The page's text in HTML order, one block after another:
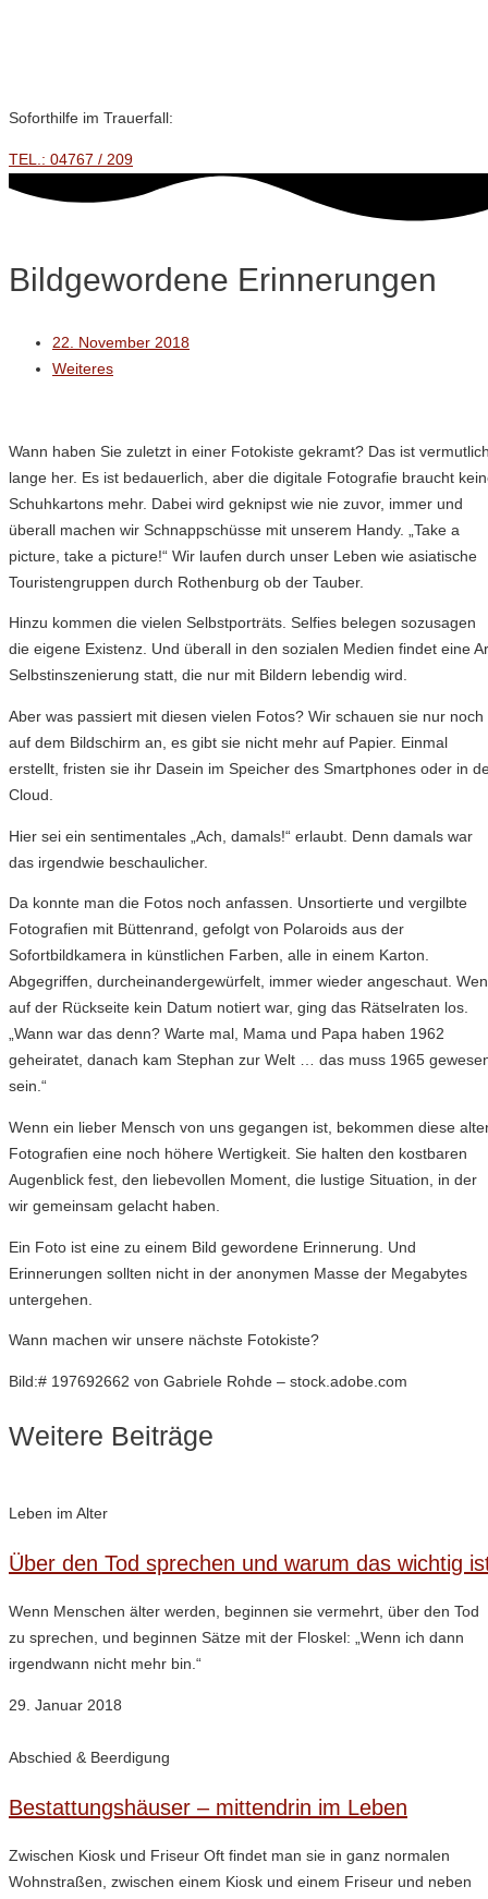
Soforthilfe im Trauerfall:
TEL.: 04767 / 209
Bildgewordene Erinnerungen
22. November 2018
Weiteres
Wann haben Sie zuletzt in einer Fotokiste gekramt? Das ist
lange her. Es ist bedauerlich, aber die digitale Fotografie braucht
Schuhkartons mehr. Dabei wird geknipst wie nie zuvor, immer und
überall machen wir Schnappschüsse mit unserem Handy. „Take a
picture, take a picture!“ Wir laufen durch unser Leben wie asiatische
Touristengruppen durch Rothenburg ob der Tauber.
Hinzu kommen die vielen Selbstporträts. Selfies belegen sozusagen
die eigene Existenz. Und überall in den sozialen Medien findet eine
Selbstinszenierung statt, die nur mit Bildern lebendig wird.
Aber was passiert mit diesen vielen Fotos? Wir schauen sie nur noch
auf dem Bildschirm an, es gibt sie nicht mehr auf Papier. Einmal
erstellt, fristen sie ihr Dasein im Speicher des Smartphones oder in
Cloud.
Hier sei ein sentimentales „Ach, damals!“ erlaubt. Denn damals war
das irgendwie beschaulicher.
Da konnte man die Fotos noch anfassen. Unsortierte und vergilbte
Fotografien mit Büttenrand, gefolgt von Polaroids aus der
Sofortbildkamera in künstlichen Farben, alle in einem Karton.
Abgegriffen, durcheinandergewürfelt, immer wieder angeschaut.
auf der Rückseite kein Datum notiert war, ging das Rätselraten los.
„Wann war das denn? Warte mal, Mama und Papa haben 1962
geheiratet, danach kam Stephan zur Welt … das muss 1965
sein.“
Wenn ein lieber Mensch von uns gegangen ist, bekommen diese
Fotografien eine noch höhere Wertigkeit. Sie halten den kostbaren
Augenblick fest, den liebevollen Moment, die lustige Situation, in der
wir gemeinsam gelacht haben.
Ein Foto ist eine zu einem Bild gewordene Erinnerung. Und
Erinnerungen sollten nicht in der anonymen Masse der Megabytes
untergehen.
Wann machen wir unsere nächste Fotokiste?
Bild:# 197692662 von Gabriele Rohde – stock.adobe.com
Weitere Beiträge
Leben im Alter
Über den Tod sprechen und warum das wichtig
Wenn Menschen älter werden, beginnen sie vermehrt, über den Tod
zu sprechen, und beginnen Sätze mit der Floskel: „Wenn ich dann
irgendwann nicht mehr bin.“
29. Januar 2018
Abschied & Beerdigung
Bestattungshäuser – mittendrin im Leben
Zwischen Kiosk und Friseur Oft findet man sie in ganz normalen
Wohnstraßen, zwischen einem Kiosk und einem Friseur und neben